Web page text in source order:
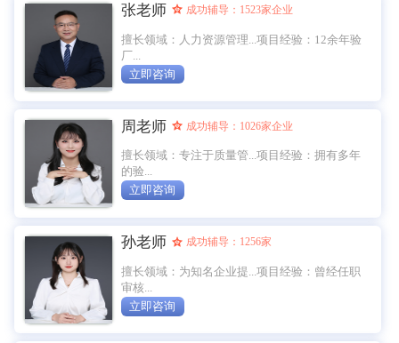
张老师 成功辅导：1523家企业
擅长领域：人力资源管理...项目经验：12余年验
厂...
立即咨询
周老师 成功辅导：1026家企业
擅长领域：专注于质量管...项目经验：拥有多年
的验...
立即咨询
孙老师 成功辅导：1256家
擅长领域：为知名企业提...项目经验：曾经任职
审核...
立即咨询